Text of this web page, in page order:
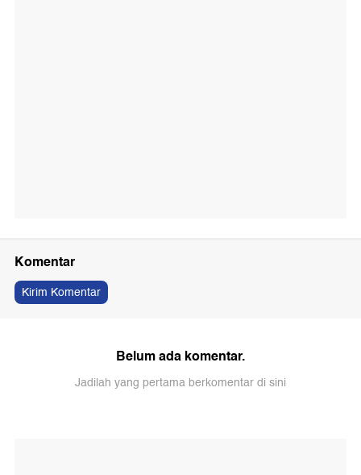
Komentar
Kirim Komentar
Belum ada komentar.
Jadilah yang pertama berkomentar di sini